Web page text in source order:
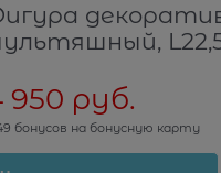
950 руб.
бонусов на бонусную карту